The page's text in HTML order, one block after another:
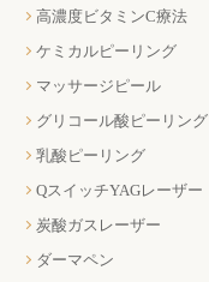
高濃度ビタミンC療法
ケミカルピーリング
マッサージピール
グリコール酸ピーリング
乳酸ピーリング
QスイッチYAGレーザー
炭酸ガスレーザー
ダーマペン